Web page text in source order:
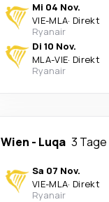
Mi 04 Nov.
VIE-MLA· Direkt
Ryanair
Di 10 Nov.
MLA-VIE· Direkt
Ryanair
Wien - Luqa 3 Tage
Sa 07 Nov.
VIE-MLA· Direkt
Ryanair